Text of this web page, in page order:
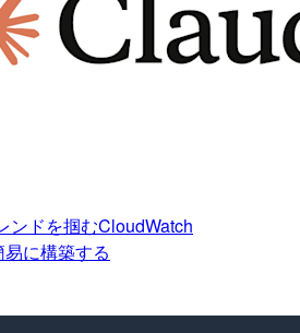
ンドを掴むCloudWatch
に構築する